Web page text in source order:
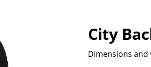
City
Dimensions and